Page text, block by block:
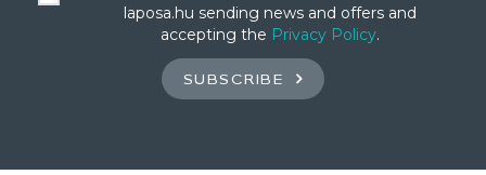
laposa.hu sending news and offers and
accepting the Privacy Policy.
SUBSCRIBE